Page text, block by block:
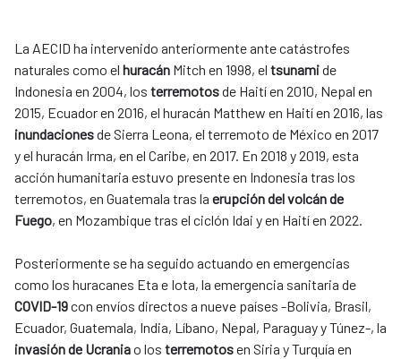
La AECID ha intervenido anteriormente ante catástrofes
naturales como el huracán Mitch en 1998, el tsunamide
Indonesia en 2004, los terremotosde Haití en 2010, Nepal en
2015, Ecuador en 2016, el huracán Matthew en Haití en 2016, las
inundacionesde Sierra Leona, el terremoto de México en 2017
y el huracán Irma, en el Caribe, en 2017. En 2018 y 2019, esta
acción humanitaria estuvo presente en Indonesia tras los
terremotos, en Guatemala tras la erupción del volcán de
Fuego, en Mozambique tras el ciclón Idai y en Haití en 2022.
Posteriormente se ha seguido actuando en emergencias
como los huracanes Eta e Iota, la emergencia sanitaria de
COVID-19con envíos directos a nueve países -Bolivia, Brasil,
Ecuador, Guatemala, India, Líbano, Nepal, Paraguay y Túnez-, la
invasión de Ucraniao los terremotosen Siria y Turquía en